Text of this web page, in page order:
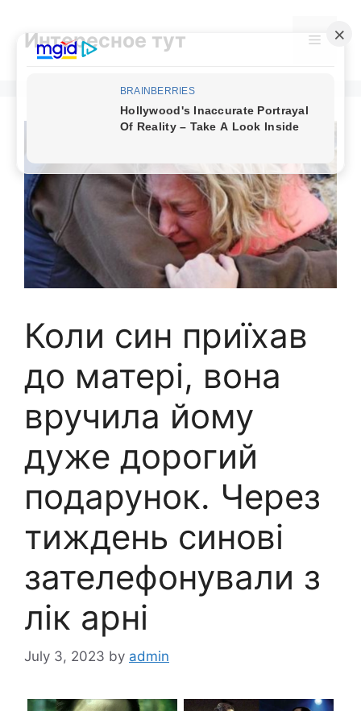
contentИнтересное тут Menu
Коли син приїхав
до матері, вона
вручила йому
дуже дорогий
подарунок. Через
тиждень синові
зателефонували з
лік арні
July 3, 2023 by admin